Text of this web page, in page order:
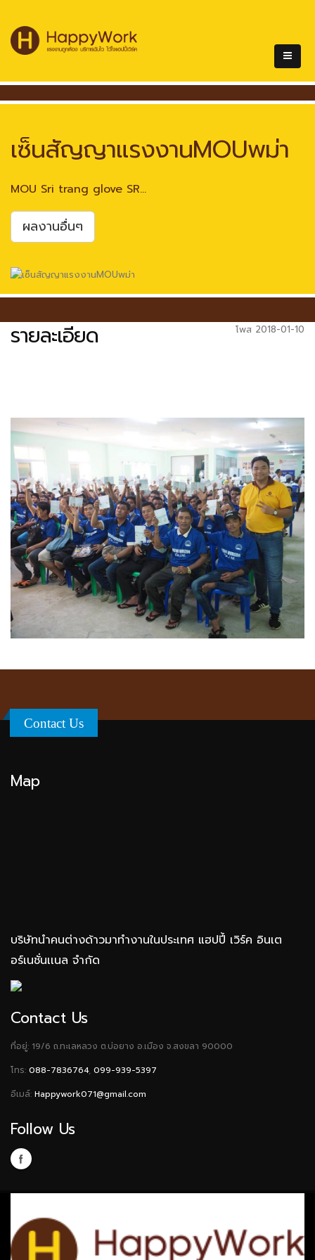
เซ็นสัญญาแรงงานMOUพม่า
MOU Sri trang glove SR...
ผลงานอื่นๆ
โพส 2018-01-10
รายละเอียด
Contact Us
Map
บริษัทนำคนต่างด้าวมาทำงานในประเทศ แฮปปี้ เวิร์ค อินเต
อร์เนชั่นเเนล จำกัด
Contact Us
ที่อยู่: 19/6 ถ.ทะเลหลวง ต.บ่อยาง อ.เมือง จ.สงขลา 90000
โทร: 088-7836764, 099-939-5397
อีเมล์: Happywork071@gmail.com
Follow Us